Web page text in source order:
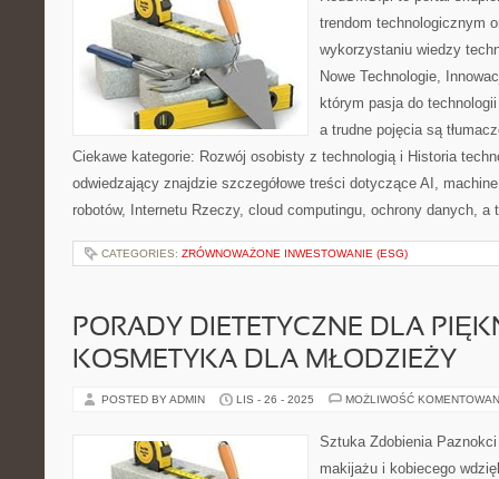
trendom technologicznym
wykorzystaniu wiedzy
Nowe Technologie,
którym pasja do
a trudne pojęcia są
Ciekawe kategorie: Rozwój osobisty z technologią i Historia
odwiedzający znajdzie szczegółowe treści dotyczące AI,
robotów, Internetu Rzeczy, cloud computingu, ochrony danych,
CATEGORIES: ZRÓWNOWAŻONE INWESTOWANIE (ESG)
PORADY DIETETYCZNE DLA
KOSMETYKA DLA MŁODZIEŻY
POSTED BY ADMIN LIS - 26 - 2025 MOŻLIWOŚĆ
Sztuka Zdobienia
makijażu i kobiecego